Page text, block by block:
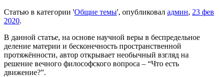
Статью в категории 'Общие темы', опубликовал админ, 23 фев
2020.
В данной статье, на основе научной веры в беспредельное
деление материи и бесконечность пространственной
протяжённости, автор открывает необычный взгляд на
решение вечного философского вопроса – “Что есть
движение?”.